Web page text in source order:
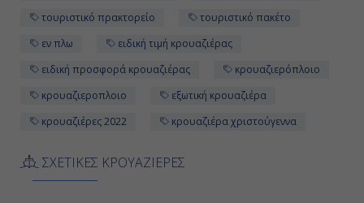
τουριστικό πρακτορείο
τουριστικό πακέτο
εν πλω
ειδική τιμή κρουαζιέρας
ειδική προσφορά κρουαζιέρας
κρουαζιερόπλοιο
κρουαζιεροπλοιο
εξωτική κρουαζιέρα
κρουαζιέρες 2022
κρουαζιέρα χριστούγεννα
ΣΧΕΤΙΚΕΣ ΚΡΟΥΑΖΙΕΡΕΣ